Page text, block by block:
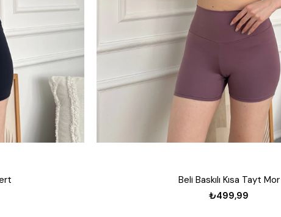
Beli Baskılı Kısa Tayt Mor
₺499,99